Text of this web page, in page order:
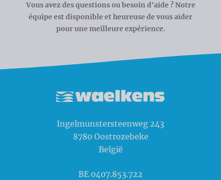
Vous avez des questions ou besoin d'aide ? Notre
équipe est disponible et heureuse de vous aider
pour une meilleure expérience.
Ingelmunstersteenweg 243
8780 Oostrozebeke
België
BE 0407.853.722